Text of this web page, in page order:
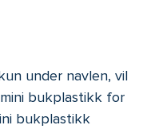
under navlen, vil
bukplastikk for
bukplastikk